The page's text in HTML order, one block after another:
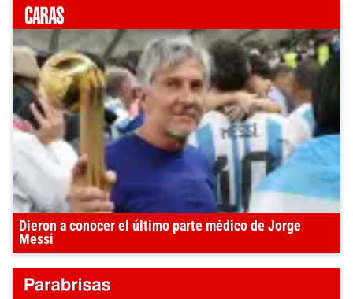
Dieron a conocer el último parte médico de Jorge
Messi